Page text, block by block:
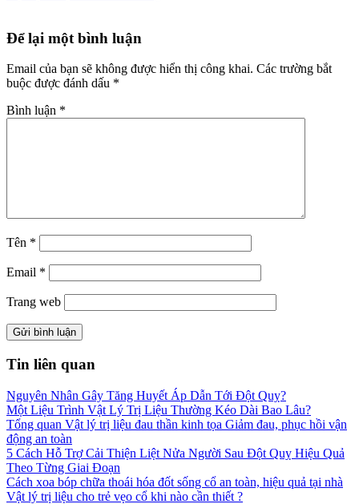
Để lại một bình luận
Email của bạn sẽ không được hiển thị công khai. Các trường bắt
buộc được đánh dấu *
Bình luận *
Tên *
Email *
Trang web
Tin liên quan
Nguyên Nhân Gây Tăng Huyết Áp Dẫn Tới Đột Quỵ?
Một Liệu Trình Vật Lý Trị Liệu Thường Kéo Dài Bao Lâu?
Tổng quan Vật lý trị liệu đau thần kinh tọa Giảm đau, phục hồi vận
động an toàn
5 Cách Hỗ Trợ Cải Thiện Liệt Nửa Người Sau Đột Quỵ Hiệu Quả
Theo Từng Giai Đoạn
Cách xoa bóp chữa thoái hóa đốt sống cổ an toàn, hiệu quả tại nhà
Vật lý trị liệu cho trẻ vẹo cổ khi nào cần thiết ?